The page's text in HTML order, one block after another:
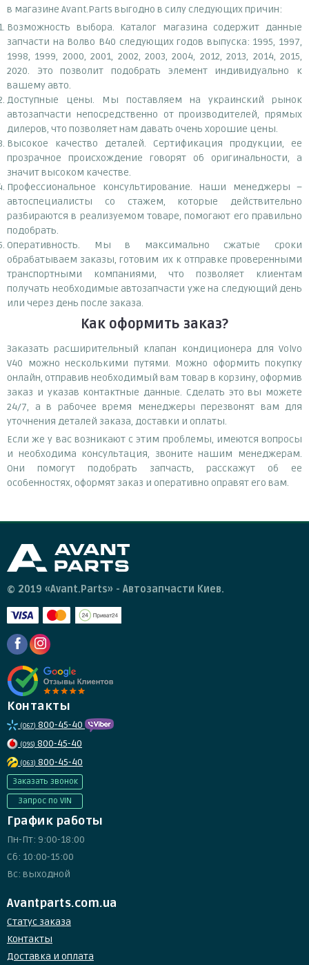
в магазине Avant.Parts выгодно в силу следующих причин:
Возможность выбора. Каталог магазина содержит данные
запчасти на Волво В40 следующих годов выпуска: 1995, 1997,
1998, 1999, 2000, 2001, 2002, 2003, 2004, 2012, 2013, 2014, 2015,
2020. Это позволит подобрать элемент индивидуально к
вашему авто.
Доступные цены. Мы поставляем на украинский рынок
автозапчасти непосредственно от производителей, прямых
дилеров, что позволяет нам давать очень хорошие цены.
Высокое качество деталей. Сертификация продукции, ее
прозрачное происхождение говорят об оригинальности, а
значит высоком качестве.
Профессиональное консультирование. Наши менеджеры –
автоспециалисты со стажем, которые действительно
разбираются в реализуемом товаре, помогают его правильно
подобрать.
Оперативность. Мы в максимально сжатые сроки
обрабатываем заказы, готовим их к отправке проверенными
транспортными компаниями, что позволяет клиентам
получать необходимые автозапчасти уже на следующий день
или через день после заказа.
Как оформить заказ?
Заказать расширительный клапан кондиционера для Volvo
V40 можно несколькими путями. Можно оформить покупку
онлайн, отправив необходимый вам товар в корзину, оформив
заказ и указав контактные данные. Сделать это вы можете
24/7, а в рабочее время менеджеры перезвонят вам для
уточнения деталей заказа, доставки и оплаты.
Если же у вас возникают с этим проблемы, имеются вопросы
и необходима консультация, звоните нашим менеджерам.
Они помогут подобрать запчасть, расскажут об ее
особенностях, оформят заказ и оперативно оправят его вам.
© 2019 «Avant.Parts» - Автозапчасти Киев.
Контакты
(067) 800-45-40
(095) 800-45-40
(063) 800-45-40
Заказать звонок
Запрос по VIN
График работы
Пн-Пт: 9:00-18:00
Сб: 10:00-15:00
Вс: выходной
Avantparts.com.ua
Статус заказа
Контакты
Доставка и оплата